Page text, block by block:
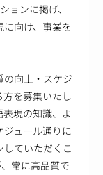
ョンに掲げ、
向け、事業を
向上・スケジ
を募集いたし
現の知識、よ
ュール通りに
ていただくこ
常に高品質で